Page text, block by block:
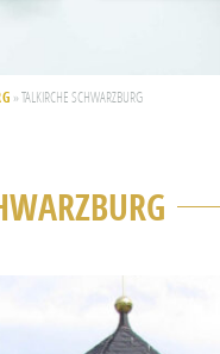
» TALKIRCHE SCHWARZBURG